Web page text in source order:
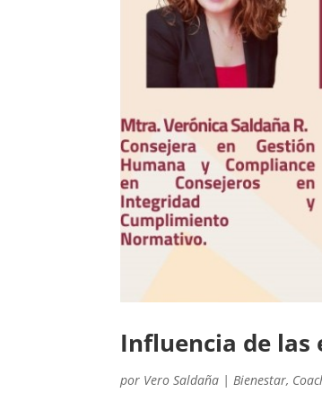
Influencia de las
por Vero Saldaña |Bienestar,